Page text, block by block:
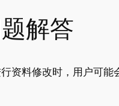
解答
资料修改时，用户可